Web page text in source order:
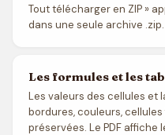
Tout télécharger en ZIP »
dans une seule archive .zip.
Les formules et les
Les valeurs des cellules et
bordures, couleurs,
préservées. Le PDF